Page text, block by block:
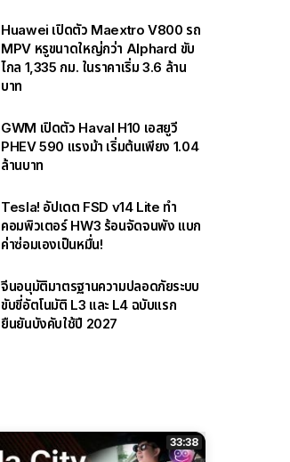
Huawei เปิดตัว Maextro V800 รถ
MPV หรูขนาดใหญ่กว่า Alphard ขับ
ไกล 1,335 กม. ในราคาเริ่ม 3.6 ล้าน
บาท
GWM เปิดตัว Haval H10 เอสยูวี
PHEV 590 แรงม้า เริ่มต้นเพียง 1.04
ล้านบาท
Tesla! อัปเดต FSD v14 Lite ทำ
คอมพิวเตอร์ HW3 ร้อนจัดจนพัง แบก
ค่าซ่อมเองเป็นหมื่น!
จีนอนุมัติมาตรฐานความปลอดภัยระบบ
ขับขี่อัตโนมัติ L3 และ L4 ฉบับแรก
ยืนยันบังคับใช้ปี 2027
33:38